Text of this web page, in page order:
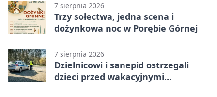
7 sierpnia 2026
Trzy sołectwa, jedna scena i
dożynkowa noc w Porębie Górnej
7 sierpnia 2026
Dzielnicowi i sanepid ostrzegali
dzieci przed wakacyjnymi